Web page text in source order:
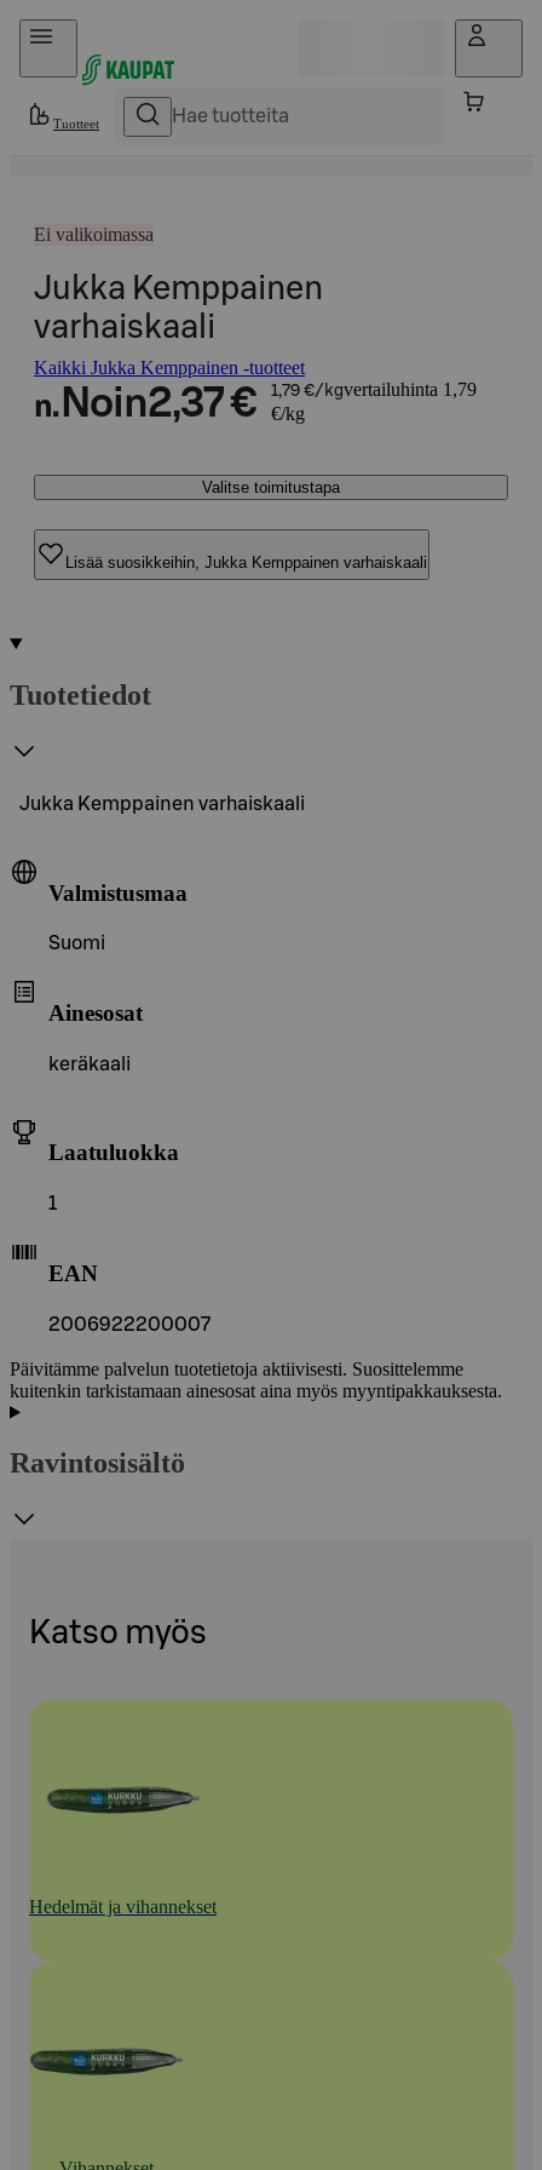
Hyppää sisältöön
Tuotteet
Ei valikoimassa
Jukka Kemppainen
varhaiskaali
Kaikki Jukka Kemppainen -tuotteet
n. Noin2,37 € 1,79 €/kgvertailuhinta 1,79
€/kg
Valitse toimitustapa
Lisää suosikkeihin, Jukka Kemppainen varhaiskaali
Tuotetiedot
Jukka Kemppainen varhaiskaali
Valmistusmaa
Suomi
Ainesosat
keräkaali
Laatuluokka
1
EAN
2006922200007
Päivitämme palvelun tuotetietoja aktiivisesti. Suosittelemme
kuitenkin tarkistamaan ainesosat aina myös myyntipakkauksesta.
Ravintosisältö
Katso myös
Hedelmät ja vihannekset